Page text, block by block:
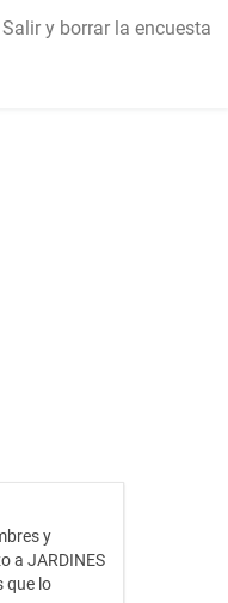
Salir y borrar la encuesta
y
a JARDINES
que lo